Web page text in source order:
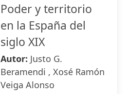
Poder y territorio
en la España del
siglo XIX
Autor: Justo G.
Beramendi , Xosé Ramón
Veiga Alonso